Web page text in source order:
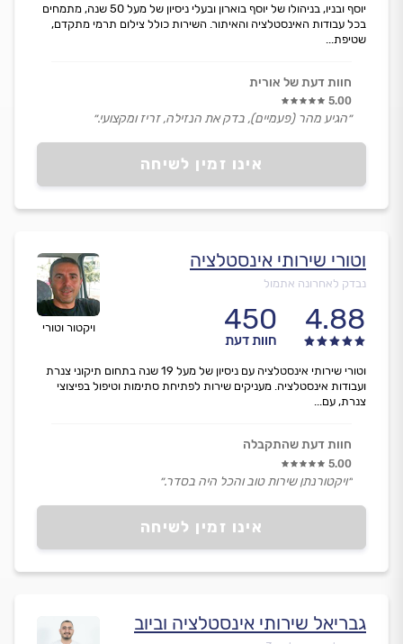
אינו זמין לשיחה
יוסף ובניו, בניהולו של יוסף בוארון ובעלי ניסיון של מעל 50 שנה, מתמחים
בכל עבודות האינסטלציה והאיתור. השירות כולל צילום תרמי מתקדם,
שטיפת...
חוות דעת של אורית
5.00
״הגיע מהר (פעמיים), בדק את הנזילה, זריז ומקצועי.״
ויקטור וטורי
וטורי שירותי אינסטלציה
נבדק לאחרונה אתמול
4.88
450
חוות דעת
אינו זמין לשיחה
וטורי שירותי אינסטלציה עם ניסיון של מעל 19 שנה בתחום תיקוני צנרת
ועבודות אינסטלציה. מעניקים שירות לפתיחת סתימות וטיפול בפיצוצי
צנרת, עם...
חוות דעת שהתקבלה
5.00
״ויקטורנתן שירות טוב והכל היה בסדר.״
גבריאל שירותי אינסטלציה וביוב